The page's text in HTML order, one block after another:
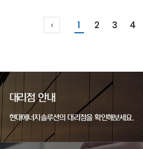
1 2 3 4
대리점 안내
현대에너지솔루션의 대리점을 확인해보세요.